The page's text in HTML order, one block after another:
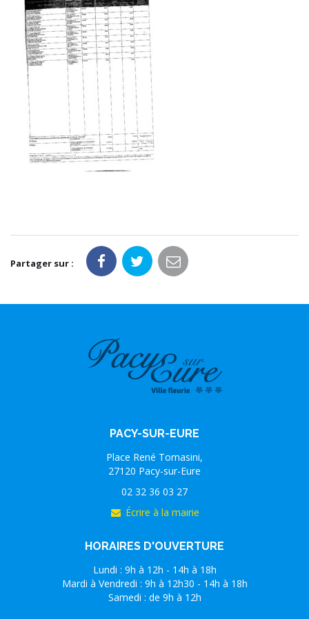
Partager sur :
PACY-SUR-EURE
Place René Tomasini,
27120 Pacy-sur-Eure
02 32 36 03 27
Écrire à la mairie
HORAIRES D'OUVERTURE
Lundi : 9h à 12h - 14h à 18h
Mardi à Vendredi : 9h à 12h30 - 14h à 18h
Samedi : de 9h à 12h